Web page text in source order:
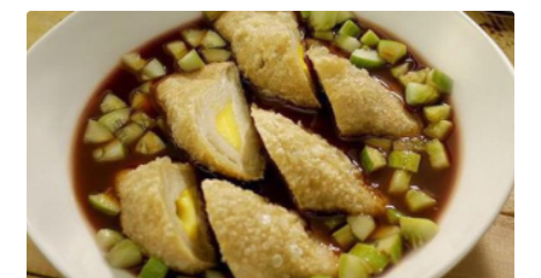
i
D
u
n
i
a
i
p
a
t
M
a
k
a
n